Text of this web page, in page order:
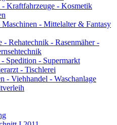
- Kraftfahrzeuge - Kosmetik
- Mittelalter & Fantasy
- Rehatechnik - Rasenmäher -
- Spedition - Supermarkt
- Tischlerei
- Viehhandel - Waschanlage